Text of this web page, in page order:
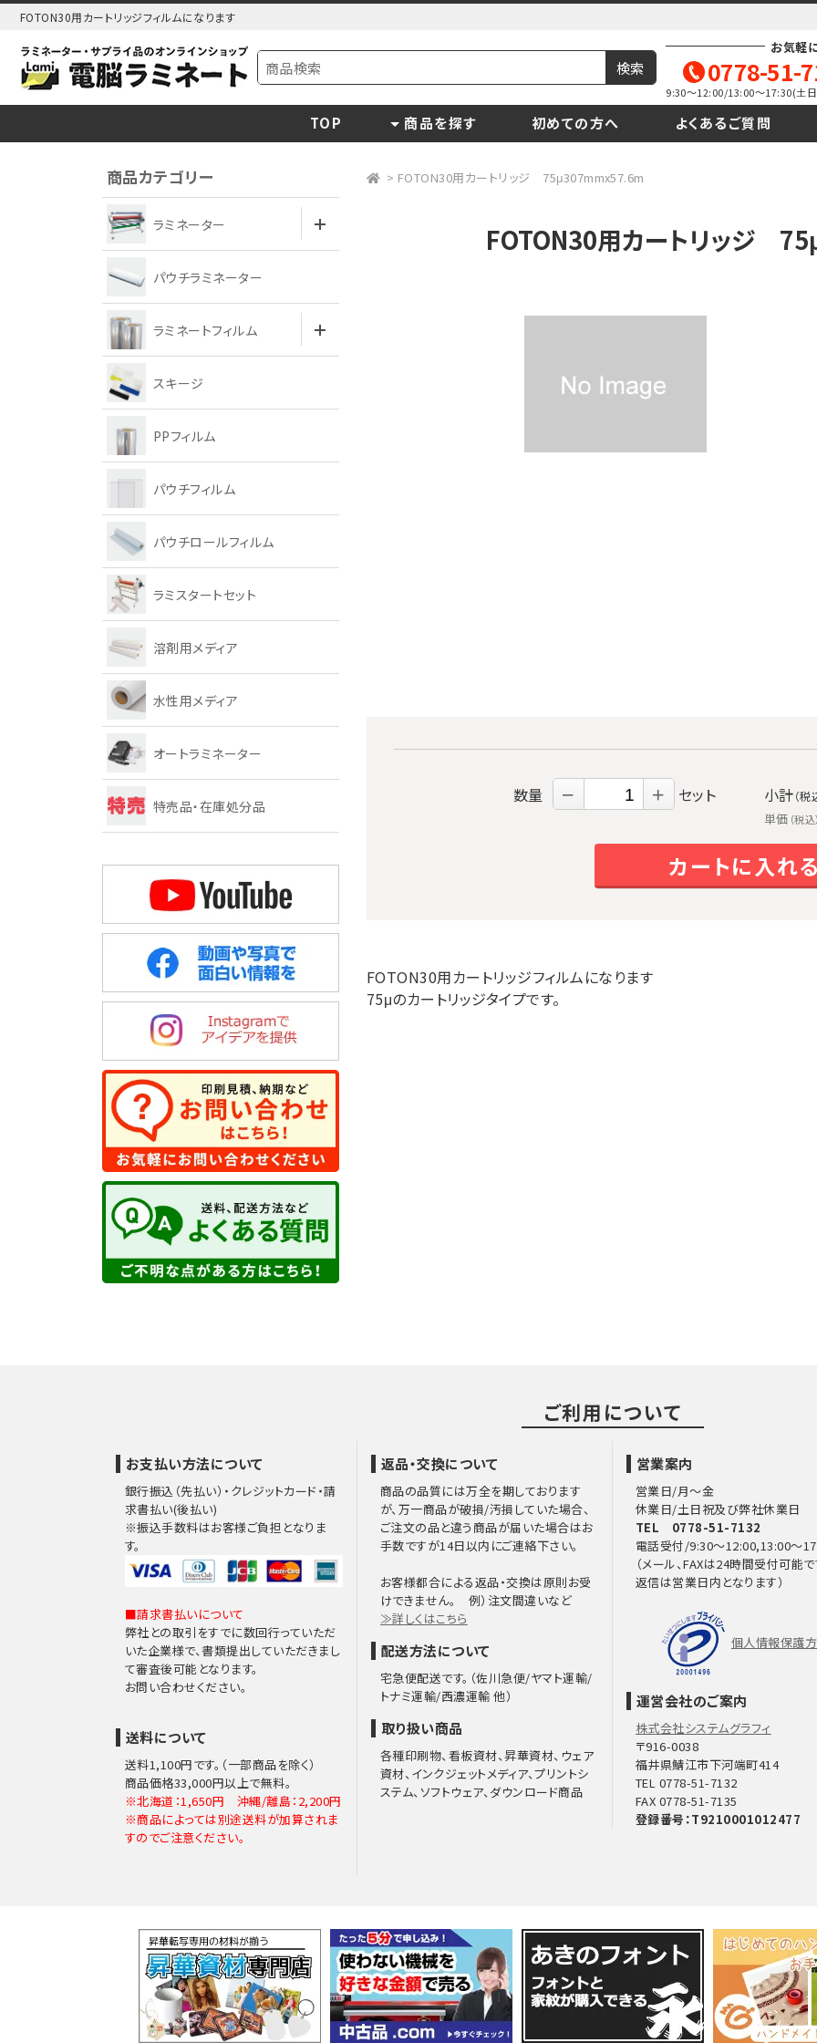
FOTON30用カートリッジフィルムになります
お気軽
0778-51-
9:30～12:00/13:00～17:30(土日
TOP 商品を探す 初めての方へ よくあるご質問
> FOTON30用カートリッジ 75μ307mmx57.6m
FOTON30用カートリッジ
FOTON30用カートリッジフィルムになります
75μのカートリッジタイプです。
数量 － ＋ セット 小計（税
単価 （税込）
カートに入れる
商品カテゴリー
ラミネーター
パウチラミネーター
ラミネートフィルム
スキージ
PPフィルム
パウチフィルム
パウチロールフィルム
ラミスタートセット
溶剤用メディア
水性用メディア
オートラミネーター
特売品・在庫処分品
ご利用について
お支払い方法について
銀行振込（先払い）・クレジットカード・請
求書払い(後払い)
※振込手数料はお客様ご負担となりま
す。
■請求書払いについて
弊社との取引をすでに数回行っていただ
いた企業様で、書類提出していただきまし
て審査後可能となります。
お問い合わせください。
送料について
送料1,100円です。（一部商品を除く）
商品価格33,000円以上で無料。
※北海道：1,650円 沖縄/離島：2,200円
※商品によっては別途送料が加算されま
すのでご注意ください。
返品・交換について
商品の品質には万全を期しております
が、万一商品が破損/汚損していた場合、
ご注文の品と違う商品が届いた場合はお
手数ですが14日以内にご連絡下さい。
お客様都合による返品・交換は原則お受
けできません。 例）注文間違いなど
≫詳しくはこちら
配送方法について
宅急便配送です。（佐川急便/ヤマト運輸/
トナミ運輸/西濃運輸 他）
取り扱い商品
各種印刷物、看板資材、昇華資材、ウェア
資材、インクジェットメディア、プリントシ
ステム、ソフトウェア、ダウンロード商品
営業案内
営業日/月～金
休業日/土日祝及び弊社休業日
TEL 0778-51-7132
電話受付/9:30～12:00,13:00～
（メール、FAXは24時間受付可能で
返信は営業日内となります）
個人情報保護
運営会社のご案内
株式会社システムグラフィ
〒916-0038
福井県鯖江市下河端町414
TEL 0778-51-7132
FAX 0778-51-7135
登録番号：T9210001012477